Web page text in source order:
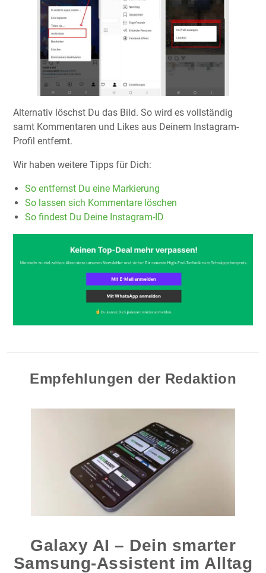
Alternativ löschst Du das Bild. So wird es vollständig
samt Kommentaren und Likes aus Deinem Instagram-
Profil entfernt.
Wir haben weitere Tipps für Dich:
So entfernst Du eine Markierung
So lassen sich Kommentare löschen
So findest Du Deine Instagram-ID
Empfehlungen der Redaktion
Galaxy AI – Dein smarter
Samsung-Assistent im Alltag